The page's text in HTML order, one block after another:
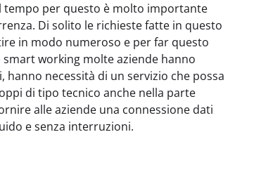
tempo per questo è molto importante
Di solito le richieste fatte in questo
in modo numeroso e per far questo
smart working molte aziende hanno
necessità di un servizio che possa
di tipo tecnico anche nella parte
alle aziende una connessione dati
e senza interruzioni.